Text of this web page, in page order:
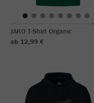
JAKO T-Shirt Organic
ab 12,99 €